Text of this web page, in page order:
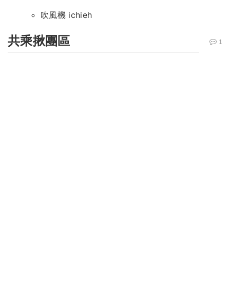
1
吹風機 ichieh
共乘揪團區